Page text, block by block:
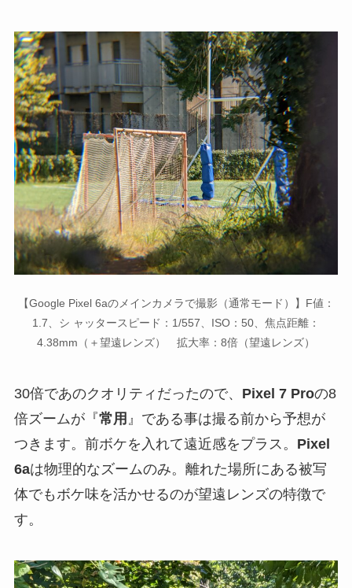
【Google Pixel 6aのメインカメラで撮影（通常モード）】F値：
1.7、シ ャッタースピード：1/557、ISO：50、焦点距離：
4.38mm（＋望遠レンズ） 拡大率：8倍（望遠レンズ）
30倍であのクオリティだったので、 Pixel 7 Proの8
倍ズームが『常用 』である事は撮る前から予想が
つきます。前ボケを入れて遠近感をプラス。 Pixel
6aは物理的なズームのみ。離れた場所にある被写
体でもボケ味を活かせるのが望遠レンズの特徴で
す。